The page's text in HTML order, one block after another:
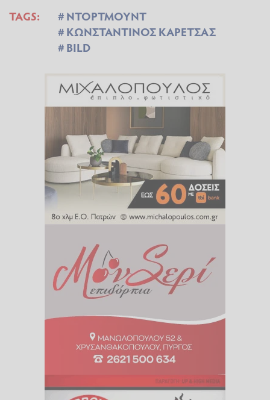
TAGS:
ΝΤΟΡΤΜΟΥΝΤ
ΚΩΝΣΤΑΝΤΙΝΟΣ ΚΑΡΕΤΣΑΣ
BILD